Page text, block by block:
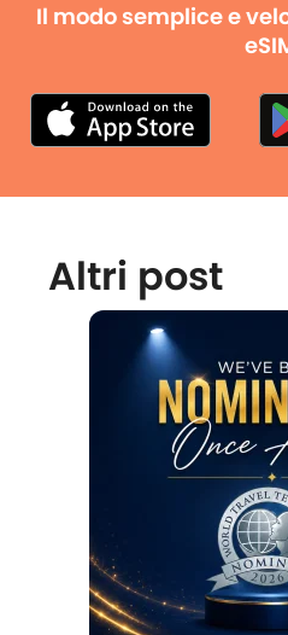
Il modo semplice e
Altri post